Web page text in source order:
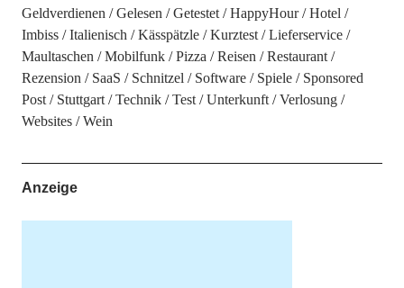
Geldverdienen
Gelesen Getestet HappyHour
Hotel
Imbiss
Italienisch Kässpätzle Kurztest
Lieferservice
Maultaschen
Mobilfunk Pizza Reisen
Restaurant
Rezension
SaaS Schnitzel Software Spiele
Sponsored
Post
Stuttgart Technik Test Unterkunft
Verlosung
Websites
Wein
Anzeige